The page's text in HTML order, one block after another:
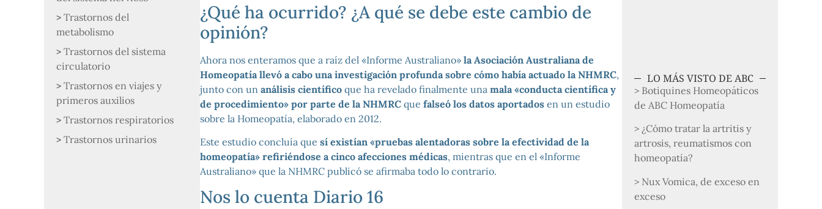
Trastornos del
metabolismo
Trastornos del sistema
circulatorio
Trastornos en viajes y
primeros auxilios
Trastornos respiratorios
Trastornos urinarios
¿Qué ha ocurrido? ¿A qué se debe este cambio de
opinión?
Ahora nos enteramos que a raíz del «Informe Australiano» la Asociación Australiana de
Homeopatía llevó a cabo una investigación profunda sobre cómo había actuado la NHMRC,
junto con un análisis científicoque ha revelado finalmente una mala «conducta científica y
de procedimiento» por parte de la NHMRCque falseó los datos aportadosen un estudio
sobre la Homeopatía, elaborado en 2012.
Este estudio concluía que sí existían «pruebas alentadoras sobre la efectividad de la
homeopatía» refiriéndose a cinco afecciones médicas, mientras que en el «Informe
Australiano» que la NHMRC publicó se afirmaba todo lo contrario.
Nos lo cuenta Diario 16
LO MÁS VISTO DE ABC
> Botiquines Homeopáticos
de ABC Homeopatía
> ¿Cómo tratar la artritis y
artrosis, reumatismos con
homeopatía?
> Nux Vomica, de exceso en
exceso